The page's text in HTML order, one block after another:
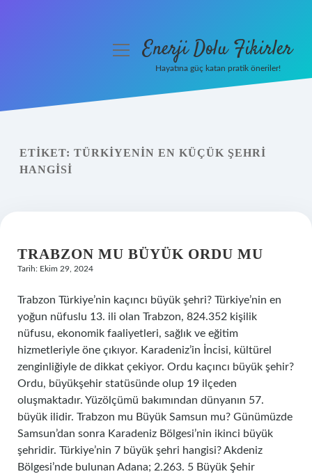
Yasal Uyarı
menüyüEnerji Dolu Fikirler
Hayatına güç katan pratik öneriler!
ETIKET: TÜRKIYENIN EN KÜÇÜK ŞEHRI
HANGISI
TRABZON MU BÜYÜK ORDU MU
Tarih: Ekim 29, 2024
Trabzon Türkiye’nin kaçıncı büyük şehri? Türkiye’nin en
yoğun nüfuslu 13. ili olan Trabzon, 824.352 kişilik
nüfusu, ekonomik faaliyetleri, sağlık ve eğitim
hizmetleriyle öne çıkıyor. Karadeniz’in İncisi, kültürel
zenginliğiyle de dikkat çekiyor. Ordu kaçıncı büyük şehir?
Ordu, büyükşehir statüsünde olup 19 ilçeden
oluşmaktadır. Yüzölçümü bakımından dünyanın 57.
büyük ilidir. Trabzon mu Büyük Samsun mu? Günümüzde
Samsun’dan sonra Karadeniz Bölgesi’nin ikinci büyük
şehridir. Türkiye’nin 7 büyük şehri hangisi? Akdeniz
Bölgesi’nde bulunan Adana; 2.263. 5 Büyük Şehir